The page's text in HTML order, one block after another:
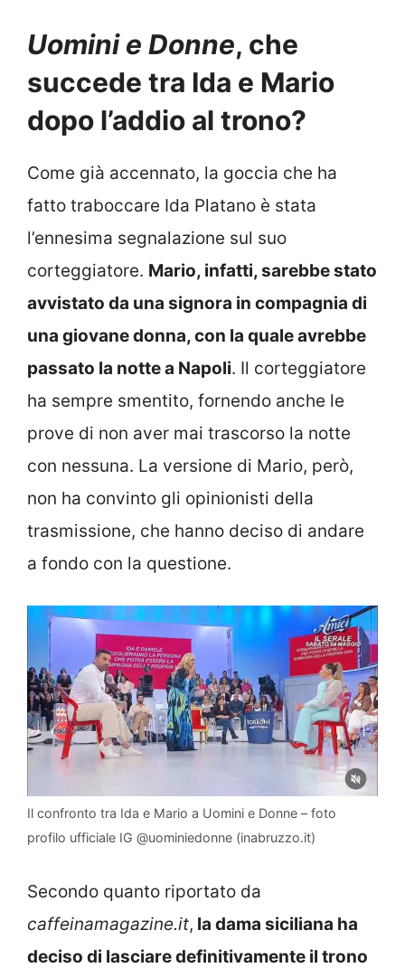
Uomini e Donne, che
succede tra Ida e Mario
dopo l’addio al trono?
Come già accennato, la goccia che ha
fatto traboccare Ida Platano è stata
l’ennesima segnalazione sul suo
corteggiatore. Mario, infatti, sarebbe stato
avvistato da una signora in compagnia di
una giovane donna, con la quale avrebbe
passato la notte a Napoli. Il corteggiatore
ha sempre smentito, fornendo anche le
prove di non aver mai trascorso la notte
con nessuna. La versione di Mario, però,
non ha convinto gli opinionisti della
trasmissione, che hanno deciso di andare
a fondo con la questione.
Il confronto tra Ida e Mario a Uomini e Donne – foto
profilo ufficiale IG @uominiedonne (inabruzzo.it)
Secondo quanto riportato da
caffeinamagazine.it, la dama siciliana ha
deciso di lasciare definitivamente il trono